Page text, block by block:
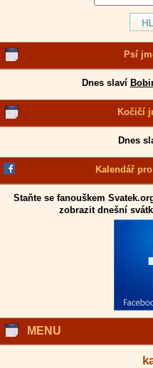
Psí
Dnes slaví
Kočičí
Dnes
Kalendář
Staňte se fanouškem
zobrazit dnešní
MENU